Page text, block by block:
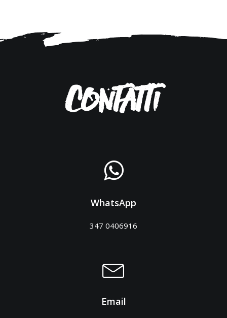
Contatti
WhatsApp
347 0406916
Email